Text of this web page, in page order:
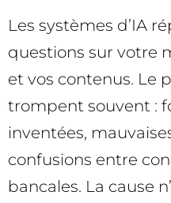
Les systèmes d’IA
questions sur votre
et vos contenus. Le
trompent souvent :
inventées,
confusions entre
bancales. La cause